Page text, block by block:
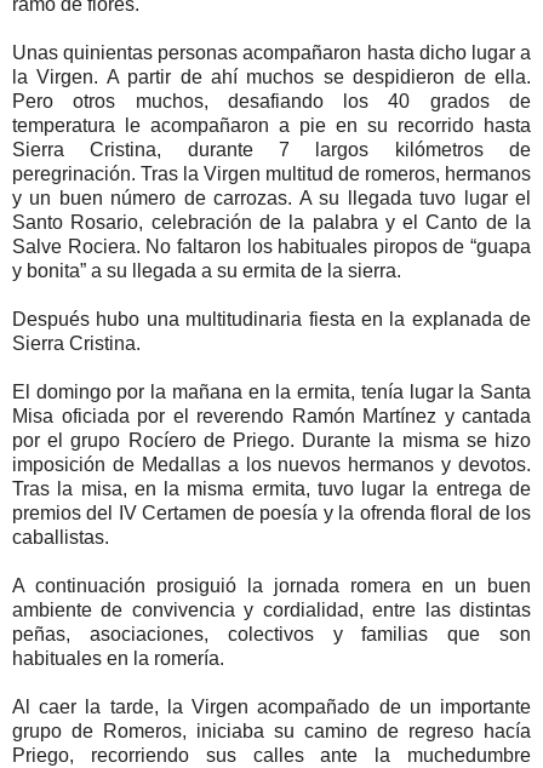
Unas quinientas personas acompañaron hasta dicho lugar a
la Virgen. A partir de ahí muchos se despidieron de ella.
Pero otros muchos, desafiando los 40 grados de
temperatura le acompañaron a pie en su recorrido hasta
Sierra Cristina, durante 7 largos kilómetros de
peregrinación. Tras la Virgen multitud de romeros, hermanos
y un buen número de carrozas. A su llegada tuvo lugar el
Santo Rosario, celebración de la palabra y el Canto de la
Salve Rociera. No faltaron los habituales piropos de “guapa
y bonita” a su llegada a su ermita de la sierra.
Después hubo una multitudinaria fiesta en la explanada de
Sierra Cristina.
El domingo por la mañana en la ermita, tenía lugar la Santa
Misa oficiada por el reverendo Ramón Martínez y cantada
por el grupo Rocíero de Priego. Durante la misma se hizo
imposición de Medallas a los nuevos hermanos y devotos.
Tras la misa, en la misma ermita, tuvo lugar la entrega de
premios del IV Certamen de poesía y la ofrenda floral de los
caballistas.
A continuación prosiguió la jornada romera en un buen
ambiente de convivencia y cordialidad, entre las distintas
peñas, asociaciones, colectivos y familias que son
habituales en la romería.
Al caer la tarde, la Virgen acompañado de un importante
grupo de Romeros, iniciaba su camino de regreso hacía
Priego, recorriendo sus calles ante la muchedumbre